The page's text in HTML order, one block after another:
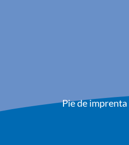
Pie de imprenta